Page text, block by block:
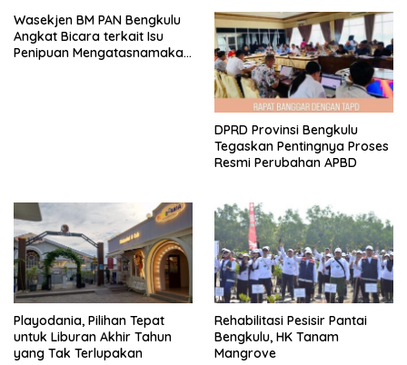
Wasekjen BM PAN Bengkulu
Angkat Bicara terkait Isu
Penipuan Mengatasnamakan
DPRD Provinsi Bengkulu
Tegaskan Pentingnya Proses
Resmi Perubahan APBD
Playodania, Pilihan Tepat
untuk Liburan Akhir Tahun
yang Tak Terlupakan
Rehabilitasi Pesisir Pantai
Bengkulu, HK Tanam
Mangrove